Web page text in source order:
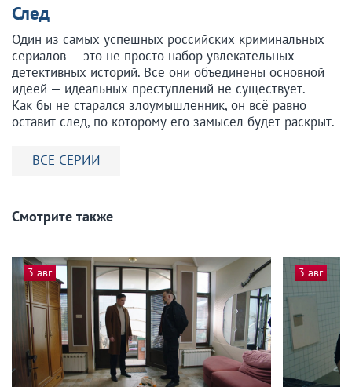
След
Один из самых успешных российских криминальных
сериалов — это не просто набор увлекательных
детективных историй. Все они объединены основной
идеей — идеальных преступлений не существует.
Как бы не старался злоумышленник, он всё равно
оставит след, по которому его замысел будет раскрыт.
ВСЕ СЕРИИ
Смотрите также
3 авг 3 авг